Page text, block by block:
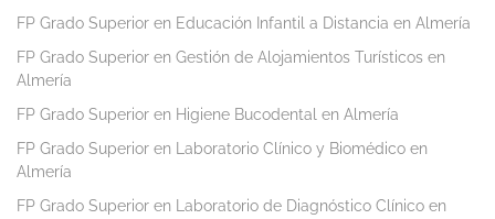
FP Grado Superior en Educación Infantil a Distancia en Almería
FP Grado Superior en Gestión de Alojamientos Turísticos en
Almería
FP Grado Superior en Higiene Bucodental en Almería
FP Grado Superior en Laboratorio Clínico y Biomédico en
Almería
FP Grado Superior en Laboratorio de Diagnóstico Clínico en